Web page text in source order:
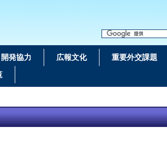
開発協力 広報文化 重要外交課題